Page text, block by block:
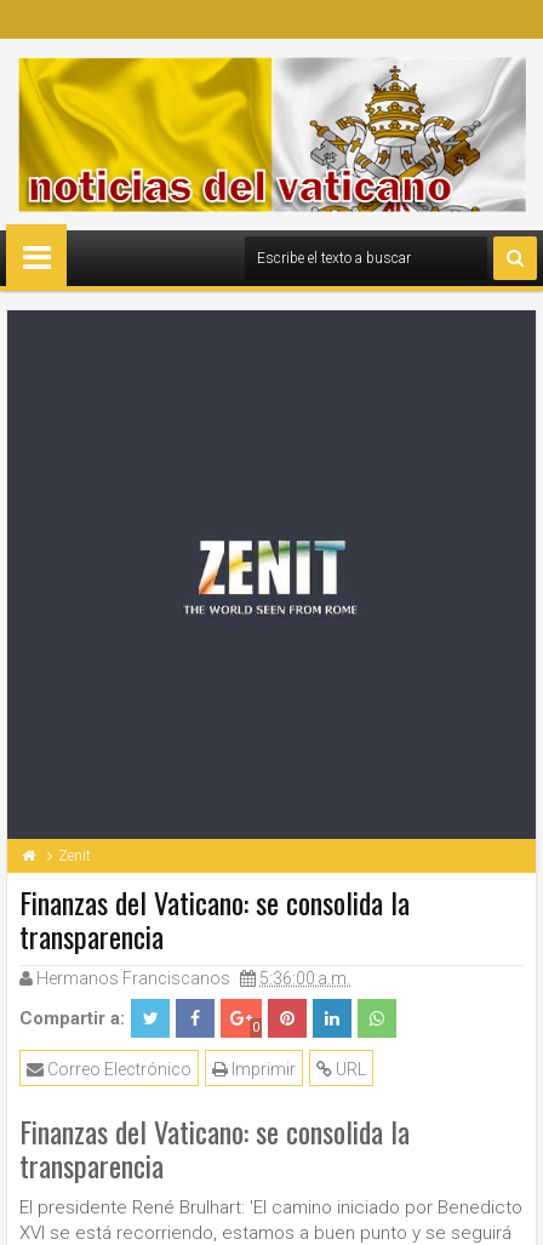
Zenit
Finanzas del Vaticano: se consolida la
transparencia
Hermanos Franciscanos 5:36:00 a.m.
Compartir a: 0
URL
Imprimir
Correo Electrónico
Finanzas del Vaticano: se consolida la
transparencia
El presidente René Brulhart: 'El camino iniciado por Benedicto
XVI se está recorriendo, estamos a buen punto y se seguirá